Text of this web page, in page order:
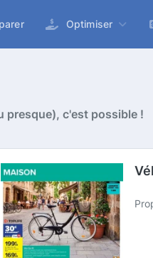
Optimiser
presque), c'est possible !